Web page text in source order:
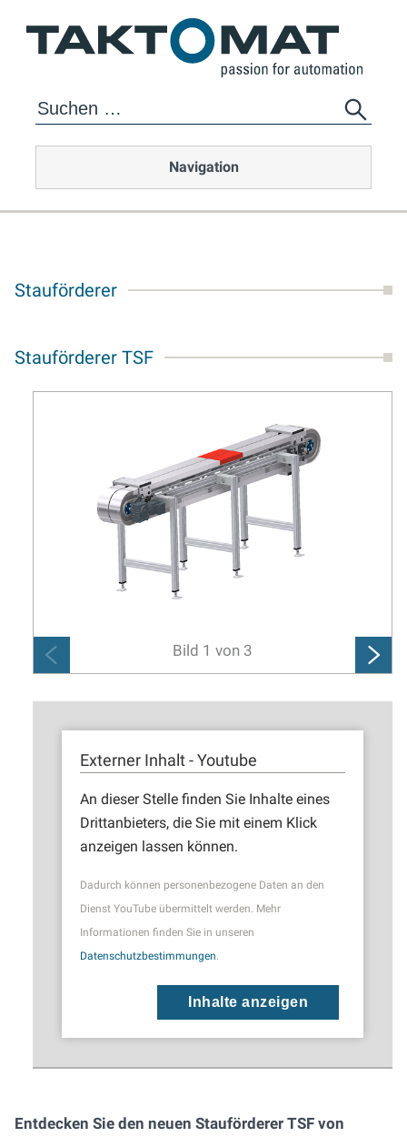
Navigation
Stauförderer
Stauförderer TSF
Bild 1 von 3
Externer Inhalt - Youtube
An dieser Stelle finden Sie Inhalte eines
Drittanbieters, die Sie mit einem Klick
anzeigen lassen können.
Dadurch können personenbezogene Daten an den
Dienst YouTube übermittelt werden. Mehr
Informationen finden Sie in unseren
Datenschutzbestimmungen.
Inhalte anzeigen
Entdecken Sie den neuen Stauförderer TSF von